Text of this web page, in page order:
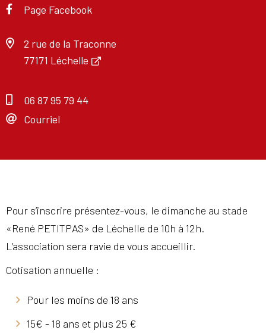
Page Facebook
2 rue de la Traconne
77171 Léchelle
06 87 95 79 44
Courriel
Pour s’inscrire présentez-vous, le dimanche au stade
«René PETITPAS» de Léchelle de 10h à 12h.
L’association sera ravie de vous accueillir.
Cotisation annuelle :
Pour les moins de 18 ans
15€ - 18 ans et plus 25 €